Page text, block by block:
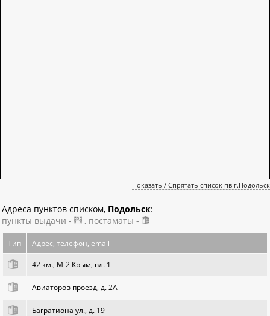
Показать / Спрятать список пв г.Подольск
Адреса пунктов списком, Подольск:
пункты выдачи -
, постаматы -
Тип Адрес, телефон, email
42 км., М-2 Крым, вл. 1
Авиаторов проезд, д. 2А
Багратиона ул., д. 19